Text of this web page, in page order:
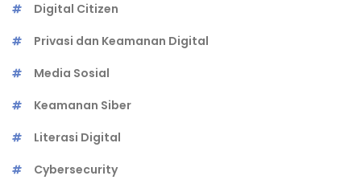
Digital Citizen
Privasi dan Keamanan Digital
Media Sosial
Keamanan Siber
Literasi Digital
Cybersecurity